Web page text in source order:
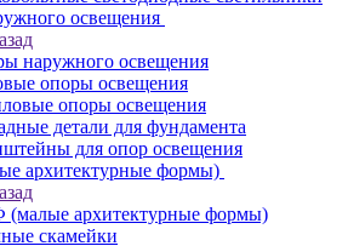
освещения
наружного освещения
опоры освещения
опоры освещения
детали для фундамента
для опор освещения
архитектурные формы)
архитектурные формы)
скамейки